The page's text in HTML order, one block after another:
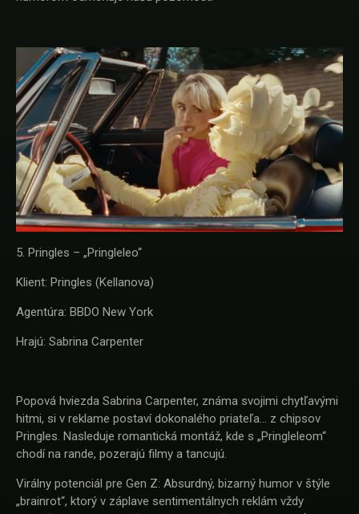
5. Pringles – „Pringleleo“
Klient: Pringles (Kellanova)
Agentúra: BBDO New York
Hrajú: Sabrina Carpenter
Popová hviezda Sabrina Carpenter, známa svojimi chytľavými
hitmi, si v reklame postaví dokonalého priateľa... z chipsov
Pringles. Nasleduje romantická montáž, kde s „Pringleleom“
chodí na rande, pozerajú filmy a tancujú.
Virálny potenciál pre Gen Z: Absurdný, bizarný humor v štýle
„brainrot“, ktorý v záplave sentimentálnych reklám vždy